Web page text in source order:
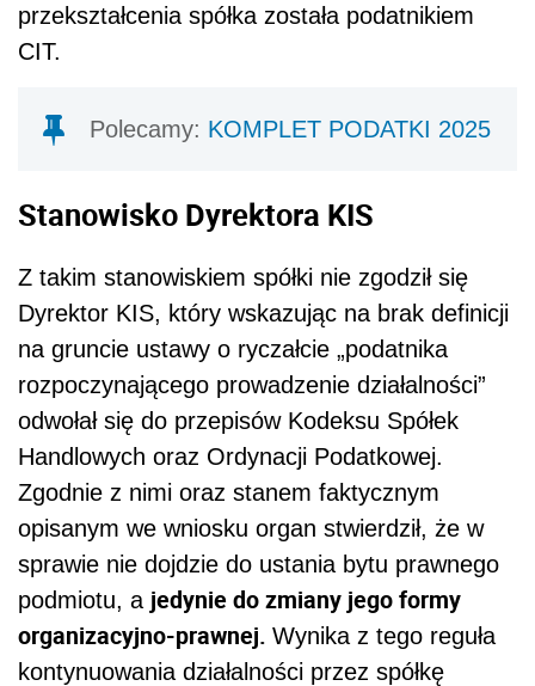
przekształcenia spółka została podatnikiem
CIT.
Polecamy: KOMPLET PODATKI 2025
Stanowisko Dyrektora KIS
Z takim stanowiskiem spółki nie zgodził się
Dyrektor KIS, który wskazując na brak definicji
na gruncie ustawy o ryczałcie „podatnika
rozpoczynającego prowadzenie działalności”
odwołał się do przepisów Kodeksu Spółek
Handlowych oraz Ordynacji Podatkowej.
Zgodnie z nimi oraz stanem faktycznym
opisanym we wniosku organ stwierdził, że w
sprawie nie dojdzie do ustania bytu prawnego
podmiotu, a jedynie do zmiany jego formy
organizacyjno-prawnej. Wynika z tego reguła
kontynuowania działalności przez spółkę